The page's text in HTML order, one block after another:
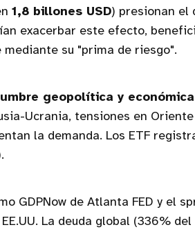
1,8 billones USD) presionan el
exacerbar este efecto,
su "prima de riesgo".
geopolítica y económica
Ucrania, tensiones en
la demanda. Los ETF
GDPNow de Atlanta FED y el
La deuda global (336%